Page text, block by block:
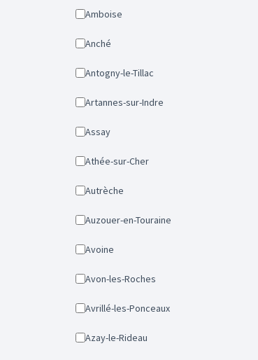
Amboise
Anché
Antogny-le-Tillac
Artannes-sur-Indre
Assay
Athée-sur-Cher
Autrèche
Auzouer-en-Touraine
Avoine
Avon-les-Roches
Avrillé-les-Ponceaux
Azay-le-Rideau